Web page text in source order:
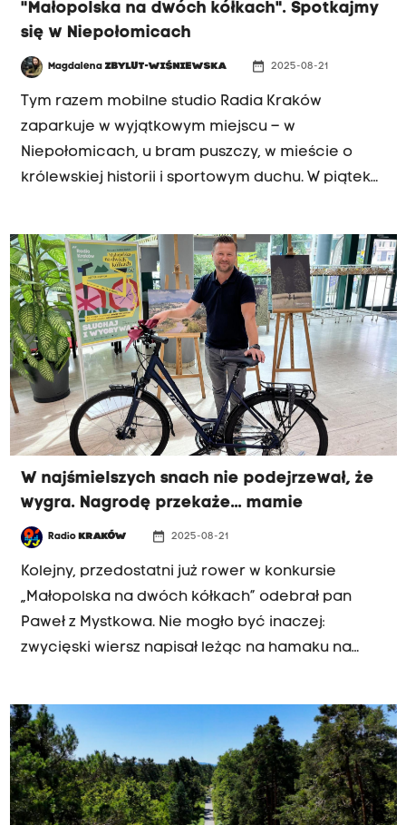
"Małopolska na dwóch kółkach". Spotkajmy
się w Niepołomicach
MagdalenaZBYLUT-WIŚNIEWSKA date_range 2025-08-21
Tym razem mobilne studio Radia Kraków
zaparkuje w wyjątkowym miejscu – w
Niepołomicach, u bram puszczy, w mieście o
królewskiej historii i sportowym duchu. W piątek
podegrodzie.
W najśmielszych snach nie podejrzewał, że
wygra. Nagrodę przekaże... mamie
Radio KRAKÓW date_range 2025-08-21
Kolejny, przedostatni już rower w konkursie
„Małopolska na dwóch kółkach” odebrał pan
Paweł z Mystkowa. Nie mogło być inaczej:
zwycięski wiersz napisał leżąc na hamaku na
ponieważ jest zapalonym rowerzystą, swój nowy
rower oglądał długo i bardzo wnikliwie, a na
końcu westchnął z zachwytem: - Jest piękny!